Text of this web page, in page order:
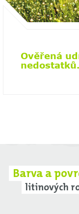
Ověřená
nedostatků.
Barva a
litinových